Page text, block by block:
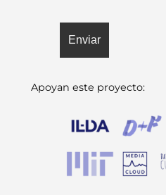
Apoyan este proyecto: